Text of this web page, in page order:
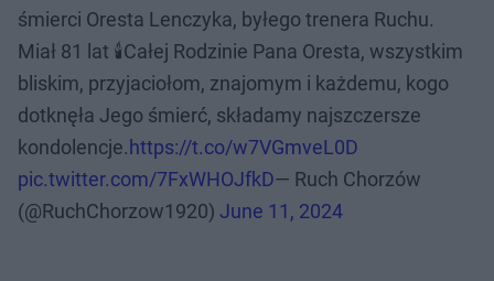
śmierci Oresta Lenczyka, byłego trenera Ruchu.
Miał 81 lat 🕯️Całej Rodzinie Pana Oresta, wszystkim
bliskim, przyjaciołom, znajomym i każdemu, kogo
dotknęła Jego śmierć, składamy najszczersze
kondolencje.https://t.co/w7VGmveL0D
pic.twitter.com/7FxWHOJfkD— Ruch Chorzów
(@RuchChorzow1920) June 11, 2024